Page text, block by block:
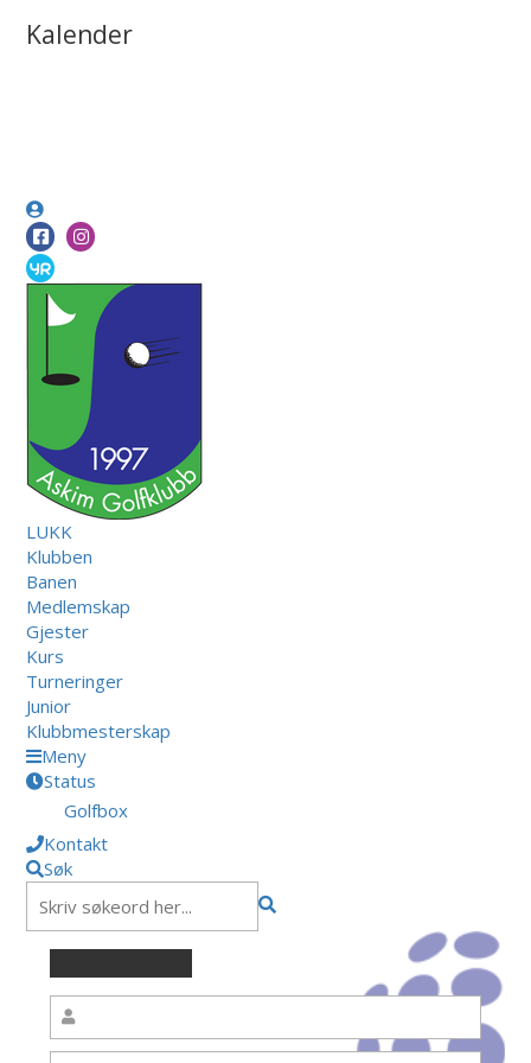
Kalender
LUKK
Klubben
Banen
Medlemskap
Gjester
Kurs
Turneringer
Junior
Klubbmesterskap
Meny
Status
Golfbox
Kontakt
Søk